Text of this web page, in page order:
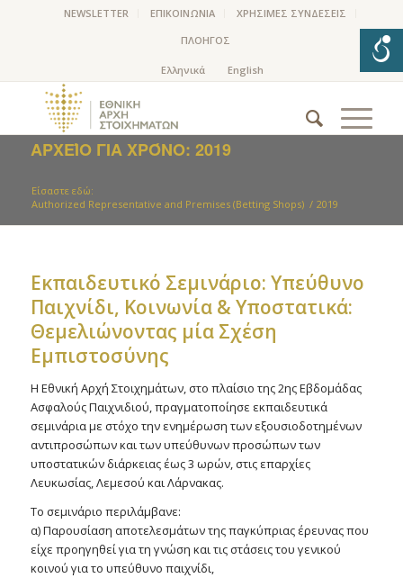
NEWSLETTER ΕΠΙΚΟΙΝΩΝΙΑ
ΧΡΗΣΙΜΕΣ ΣΥΝΔΕΣΕΙΣ
ΠΛΟΗΓΟΣ
ΑΡΧΕΊΟ ΓΙΑ ΧΡΌΝΟ: 2019
Είσαστε εδώ:
Authorized Representative and Premises (Betting Shops) / 2019
Εκπαιδευτικό Σεμινάριο: Υπεύθυνο
Παιχνίδι, Κοινωνία & Υποστατικά:
Θεμελιώνοντας μία Σχέση
Εμπιστοσύνης
Η Εθνική Αρχή Στοιχημάτων, στο πλαίσιο της 2ης Εβδομάδας
Ασφαλούς Παιχνιδιού, πραγματοποίησε εκπαιδευτικά
σεμινάρια με στόχο την ενημέρωση των εξουσιοδοτημένων
αντιπροσώπων και των υπεύθυνων προσώπων των
υποστατικών διάρκειας έως 3 ωρών, στις επαρχίες
Λευκωσίας, Λεμεσού και Λάρνακας.
Το σεμινάριο περιλάμβανε:
α) Παρουσίαση αποτελεσμάτων της παγκύπριας έρευνας που
είχε προηγηθεί για τη γνώση και τις στάσεις του γενικού
κοινού για το υπεύθυνο παιχνίδι,